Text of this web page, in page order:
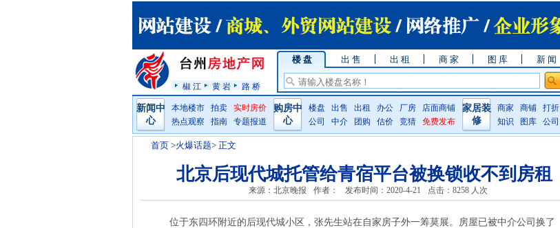
椒 江 黄 岩 路 桥
楼 盘 出 售 出 租 商 家 图 库 新 闻
新闻中
心
本地楼市 拍卖
实时房价
热点观察
指南 专题报道
购房中
心
楼盘 出售 出租 办公 厂房
店面商铺
公司
中介 团购 估价 竞猜 免费发布
家居装
修
商家 商铺 打折
知识
图库 公司
首页 >火爆话题> 正文
北京后现代城托管给青宿平台被换锁收不到房租
来源：北京晚报 作者： 发布时间：2020-4-21 点击：8258 人次
位于东四环附近的后现代城小区，张先生站在自家房子外一筹莫展。房屋已被中介公司换了